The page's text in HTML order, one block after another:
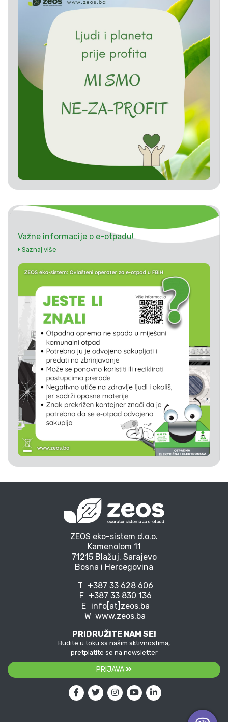
Važne informacije o e-otpadu!
Saznaj više
ZEOS eko-sistem d.o.o.
Kamenolom 11
71215 Blažuj, Sarajevo
Bosna i Hercegovina
T +387 33 628 606
F +387 33 830 136
E info[at]zeos.ba
W www.zeos.ba
PRIDRUŽITE NAM SE!
Budite u toku sa našim aktivnostima,
pretplatite se na newsletter
PRIJAVA